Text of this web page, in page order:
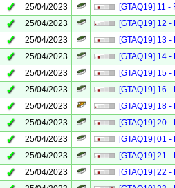
✓ 25/04/2023
[GTAQ19] 11
✓ 25/04/2023
[GTAQ19] 12
✓ 25/04/2023
[GTAQ19] 13
✓ 25/04/2023
[GTAQ19] 14
✓ 25/04/2023
[GTAQ19] 15
✓ 25/04/2023
[GTAQ19] 16
✓ 25/04/2023
[GTAQ19] 18
✓ 25/04/2023
[GTAQ19] 20
✓ 25/04/2023
[GTAQ19] 01
✓ 25/04/2023
[GTAQ19] 21
✓ 25/04/2023
[GTAQ19] 22